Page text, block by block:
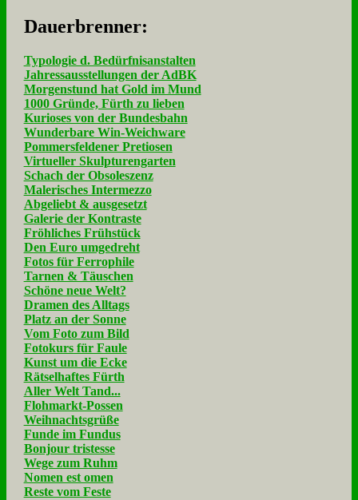
Dau­er­bren­ner:
Typologie d. Bedürfnisanstalten
Jahressausstellungen der AdBK
Morgenstund hat Gold im Mund
1000 Gründe, Fürth zu lieben
Kurioses von der Bundesbahn
Wunderbare Win-Weichware
Pommersfeldener Pretiosen
Virtueller Skulpturengarten
Schach der Obsoleszenz
Malerisches Intermezzo
Abgeliebt & ausgesetzt
Galerie der Kontraste
Fröhliches Frühstück
Den Euro umgedreht
Fotos für Ferrophile
Tarnen & Täuschen
Schöne neue Welt?
Dramen des Alltags
Platz an der Sonne
Vom Foto zum Bild
Fotokurs für Faule
Kunst um die Ecke
Rätselhaftes Fürth
Aller Welt Tand...
Flohmarkt-Possen
Weihnachtsgrüße
Funde im Fundus
Bonjour tristesse
Wege zum Ruhm
Nomen est omen
Reste vom Feste